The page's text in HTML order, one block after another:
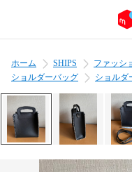
ホーム SHIPS ファッシ
ショルダーバッグ
ショルダ